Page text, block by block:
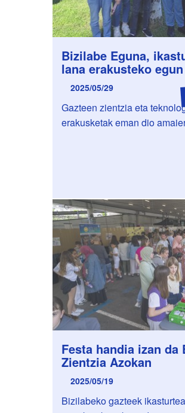
Bizilabe Eguna,
lana erakusteko
2025/05/29
Gazteen zientzia eta
erakusketak eman dio
Festa handia izan da
Zientzia Azokan
2025/05/19
Bizilabeko gazteek